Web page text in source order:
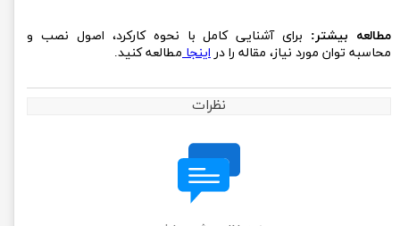
مطالعه بیشتر: برای آشنایی کامل با نحوه کارکرد، اصول نصب و
محاسبه توان مورد نیاز، مقاله را در اینجامطالعه کنید.
نظرات